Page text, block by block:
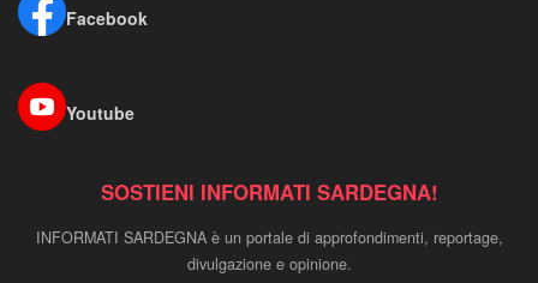
Facebook
Youtube
SOSTIENI INFORMATI SARDEGNA!
INFORMATI SARDEGNA è un portale di approfondimenti, reportage,
divulgazione e opinione.